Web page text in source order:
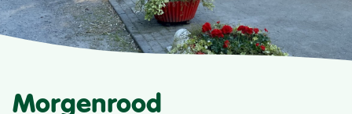
Morgenrood